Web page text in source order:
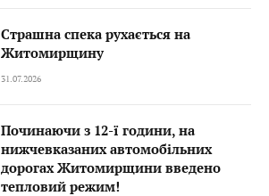
Страшна спека рухається на
Житомирщину
31.07.2026
Починаючи з 12-ї години, на
нижчевказаних автомобільних
дорогах Житомирщини введено
тепловий режим!